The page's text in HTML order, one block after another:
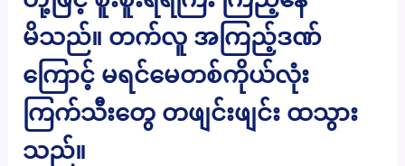
မိသည်။ တက်လူ အကြည့်ဒဏ်
ကြောင့် မရင်မေတစ်ကိုယ်လုံး
ကြက်သီးတွေ တဖျင်းဖျင်း ထသွား
သည်။